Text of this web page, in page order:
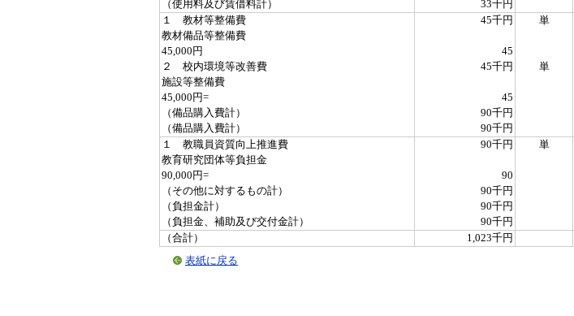
（使用料及び賃借料計）
33千円
１ 教材等整備費
45千円 単
教材備品等整備費
45,000円
45
２ 校内環境等改善費
45千円 単
施設等整備費
45,000円=
45
（備品購入費計）
90千円
（備品購入費計）
90千円
１ 教職員資質向上推進費
90千円 単
教育研究団体等負担金
90,000円=
90
（その他に対するもの計）
90千円
（負担金計）
90千円
（負担金、補助及び交付金計）
90千円
（合計）
1,023千円
表紙に戻る